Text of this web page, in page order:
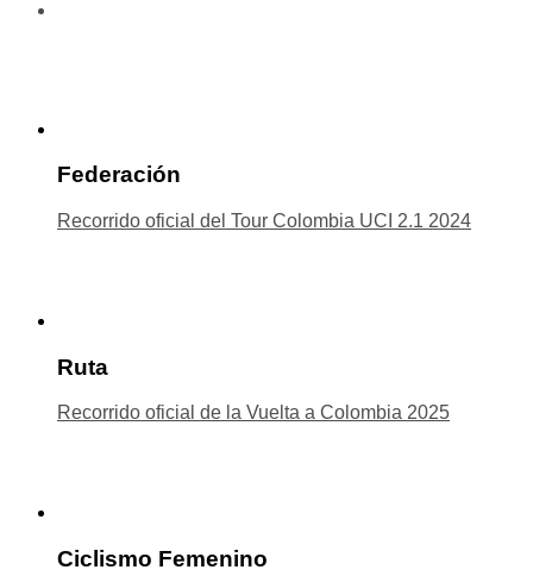
Federación
Recorrido oficial del Tour Colombia UCI 2.1 2024
Ruta
Recorrido oficial de la Vuelta a Colombia 2025
Ciclismo Femenino